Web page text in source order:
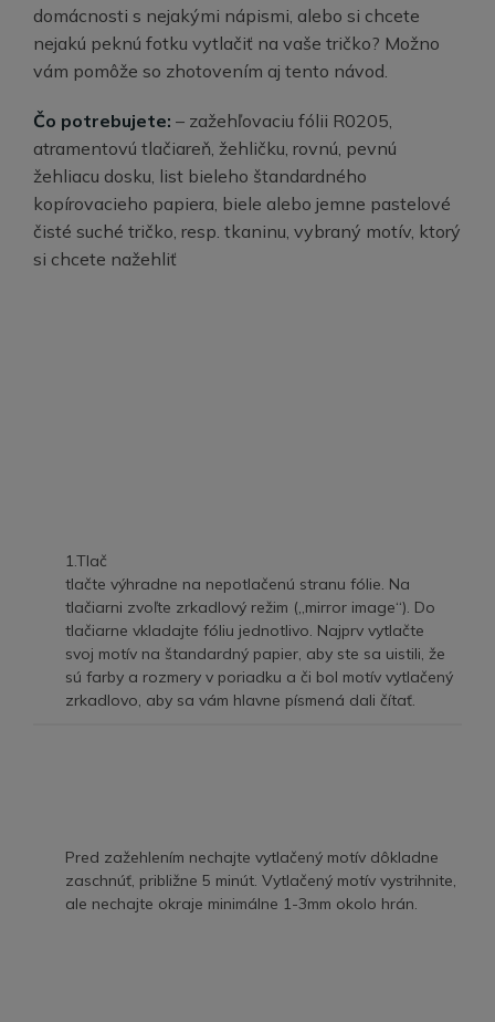
domácnosti s nejakými nápismi, alebo si chcete
nejakú peknú fotku vytlačiť na vaše tričko? Možno
vám pomôže so zhotovením aj tento návod.
Čo potrebujete: – zažehľovaciu fólii R0205,
atramentovú tlačiareň, žehličku, rovnú, pevnú
žehliacu dosku, list bieleho štandardného
kopírovacieho papiera, biele alebo jemne pastelové
čisté suché tričko, resp. tkaninu, vybraný motív, ktorý
si chcete nažehliť
1.Tlač
tlačte výhradne na nepotlačenú stranu fólie. Na
tlačiarni zvoľte zrkadlový režim („mirror image“). Do
tlačiarne vkladajte fóliu jednotlivo. Najprv vytlačte
svoj motív na štandardný papier, aby ste sa uistili, že
sú farby a rozmery v poriadku a či bol motív vytlačený
zrkadlovo, aby sa vám hlavne písmená dali čítať.
Pred zažehlením nechajte vytlačený motív dôkladne
zaschnúť, približne 5 minút. Vytlačený motív vystrihnite,
ale nechajte okraje minimálne 1-3mm okolo hrán.